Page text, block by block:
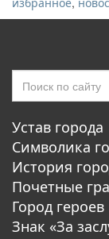
избранное
Устав города
Символика
История
Почетные
Город героев
Знак «За